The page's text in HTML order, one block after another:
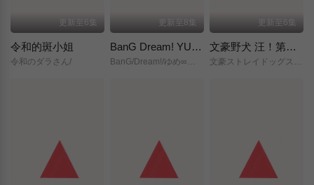
更新至6集
令和的斑小姐
令和のダラさん/
更新至8集
BanG Dream! YUME∞MITA
更新至6集
文豪野犬 汪！第二季